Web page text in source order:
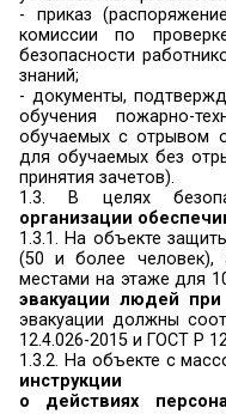
1.2.Лица
прохождения
Обучение лиц
осуществляется
инструктажа и
минимума (пункт 3
Обучение мерам
в соответствии
с Нормами
пожарной
утвержденными
(далее – Нормы),
проведения
лиц,
минимуму с
Для этих целей